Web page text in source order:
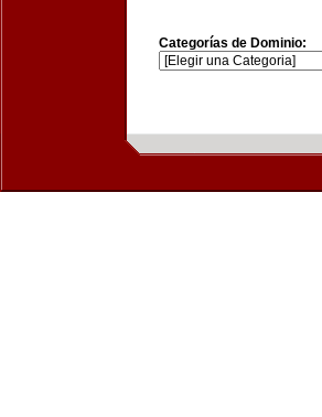
Categorías de Dominio: